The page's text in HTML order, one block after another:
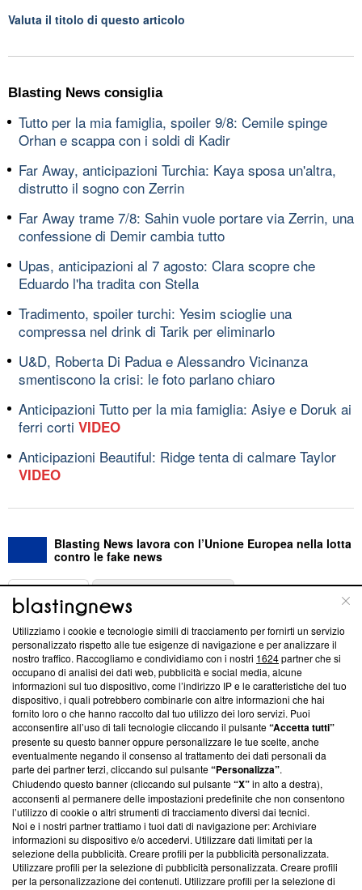
Valuta il titolo di questo articolo
Blasting News consiglia
Tutto per la mia famiglia, spoiler 9/8: Cemile spinge
Orhan e scappa con i soldi di Kadir
Far Away, anticipazioni Turchia: Kaya sposa un'altra,
distrutto il sogno con Zerrin
Far Away trame 7/8: Sahin vuole portare via Zerrin, una
confessione di Demir cambia tutto
Upas, anticipazioni al 7 agosto: Clara scopre che
Eduardo l'ha tradita con Stella
Tradimento, spoiler turchi: Yesim scioglie una
compressa nel drink di Tarik per eliminarlo
U&D, Roberta Di Padua e Alessandro Vicinanza
smentiscono la crisi: le foto parlano chiaro
Anticipazioni Tutto per la mia famiglia: Asiye e Doruk ai
ferri corti VIDEO
Anticipazioni Beautiful: Ridge tenta di calmare Taylor
VIDEO
Blasting News lavora con l’Unione Europea nella lotta
contro le fake news
ABOUT
Questa sezione offre informazioni trasparenti su Blasting
News, sui nostri processi editoriali e su come ci impegniamo a
creare news di qualità. Inoltre, afferma la nostra aderenza a
‘Trust Project - News with Integrity’Blasting News non è
ancora membro del programma, ma ha richiesto di farne
parte; Trust Project non ha ancora effettuato una verifica di
conformità agli standard.
Su di noi
Team editoriale
Corporate
Redazione
Utilizziamo i cookie e tecnologie simili di tracciamento per fornirti un servizio
personalizzato rispetto alle tue esigenze di navigazione e per analizzare il
nostro traffico. Raccogliamo e condividiamo con i nostri 1624partner che si
occupano di analisi dei dati web, pubblicità e social media, alcune
informazioni sul tuo dispositivo, come l’indirizzo IP e le caratteristiche del tuo
dispositivo, i quali potrebbero combinarle con altre informazioni che hai
fornito loro o che hanno raccolto dal tuo utilizzo dei loro servizi. Puoi
acconsentire all’uso di tali tecnologie cliccando il pulsante“Accetta tutti”
presente su questo banner oppure personalizzare le tue scelte, anche
eventualmente negando il consenso al trattamento dei dati personali da
parte dei partner terzi, cliccando sul pulsante“Personalizza”.
Chiudendo questo banner (cliccando sul pulsante“X”in alto a destra),
acconsenti al permanere delle impostazioni predefinite che non consentono
l’utilizzo di cookie o altri strumenti di tracciamento diversi dai tecnici.
Noi e i nostri partner trattiamo i tuoi dati di navigazione per: Archiviare
informazioni su dispositivo e/o accedervi. Utilizzare dati limitati per la
selezione della pubblicità. Creare profili per la pubblicità personalizzata.
Utilizzare profili per la selezione di pubblicità personalizzata. Creare profili
per la personalizzazione dei contenuti. Utilizzare profili per la selezione di